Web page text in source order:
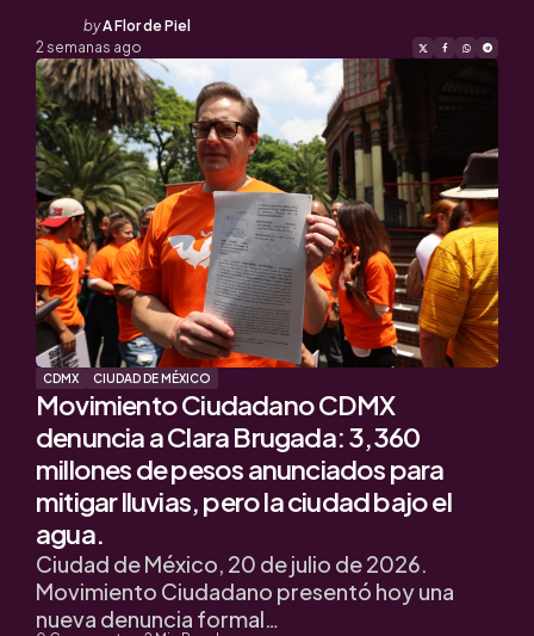
Posted
by
byA Flor de Piel
2 semanas ago
CDMX CIUDAD DE MÉXICO
Movimiento Ciudadano CDMX
denuncia a Clara Brugada: 3,360
millones de pesos anunciados para
mitigar lluvias, pero la ciudad bajo el
agua.
Ciudad de México, 20 de julio de 2026.
Movimiento Ciudadano presentó hoy una
nueva denuncia formal…